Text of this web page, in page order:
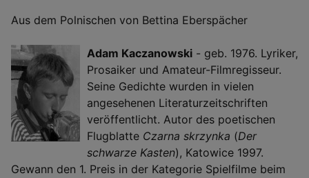
Aus dem Polnischen von Bettina Eberspächer
Adam Kaczanowski - geb. 1976. Lyriker,
Prosaiker und Amateur-Filmregisseur.
Seine Gedichte wurden in vielen
angesehenen Literaturzeitschriften
veröffentlicht. Autor des poetischen
Flugblatte Czarna skrzynka (Der
schwarze Kasten), Katowice 1997.
Gewann den 1. Preis in der Kategorie Spielfilme beim